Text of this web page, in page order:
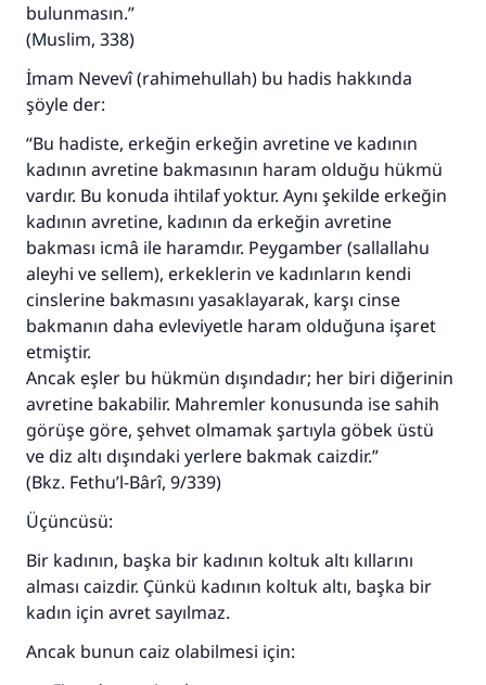
bulunmasın.”
(Muslim, 338)
İmam Nevevî (rahimehullah) bu hadis hakkında
şöyle der:
“Bu hadiste, erkeğin erkeğin avretine ve kadının
kadının avretine bakmasının haram olduğu hükmü
vardır. Bu konuda ihtilaf yoktur. Aynı şekilde erkeğin
kadının avretine, kadının da erkeğin avretine
bakması icmâ ile haramdır. Peygamber (sallallahu
aleyhi ve sellem), erkeklerin ve kadınların kendi
cinslerine bakmasını yasaklayarak, karşı cinse
bakmanın daha evleviyetle haram olduğuna işaret
etmiştir.
Ancak eşler bu hükmün dışındadır; her biri diğerinin
avretine bakabilir. Mahremler konusunda ise sahih
görüşe göre, şehvet olmamak şartıyla göbek üstü
ve diz altı dışındaki yerlere bakmak caizdir.”
(Bkz. Fethu’l-Bârî, 9/339)
Üçüncüsü:
Bir kadının, başka bir kadının koltuk altı kıllarını
alması caizdir. Çünkü kadının koltuk altı, başka bir
kadın için avret sayılmaz.
Ancak bunun caiz olabilmesi için:
110845 Nolu Cevap, bir evliliği
Ümmete cevapları ulaştırmak için bizi destekle
Rasulullah ﷺ şöyle dedi:
Her kim bir hayra yol gösterirse , hayrı yapan
kişinin sevabı kadar ona sevap yazılır.
(MUSLIM 1893)
Şimdi katkı yapın!